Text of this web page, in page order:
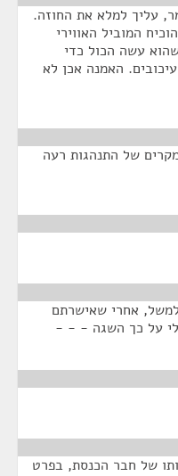
עליך למלא את החוזה.
המוביל האווירי
עשה הכול כדי
האמנה אכן לא
של התנהגות רעה
עיכוב של 7 שעות למשל, אחרי שאישרתם
של חבר הכנסת, בפרט